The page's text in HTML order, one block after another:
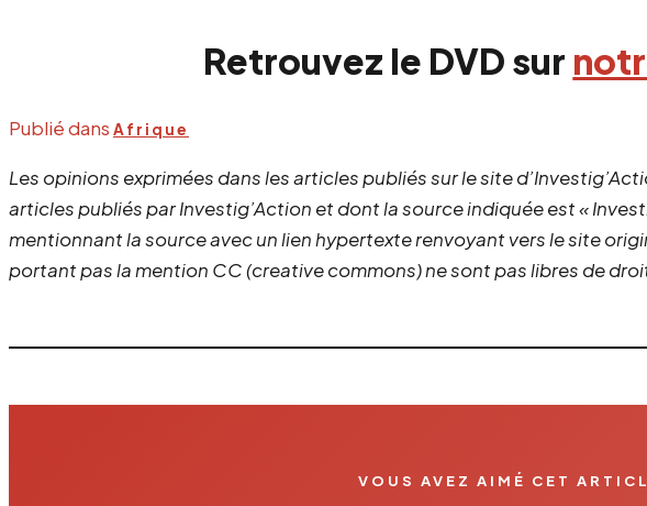
Retrouvez le DVD sur
Publié dans Afrique
Les opinions exprimées dans les articles publiés sur le site
articles publiés par Investig’Action et dont la source indiquée est «
mentionnant la source avec un lien hypertexte renvoyant vers le site
portant pas la mention CC (creative commons) ne sont pas libres de
VOUS AVEZ AIMÉ CET